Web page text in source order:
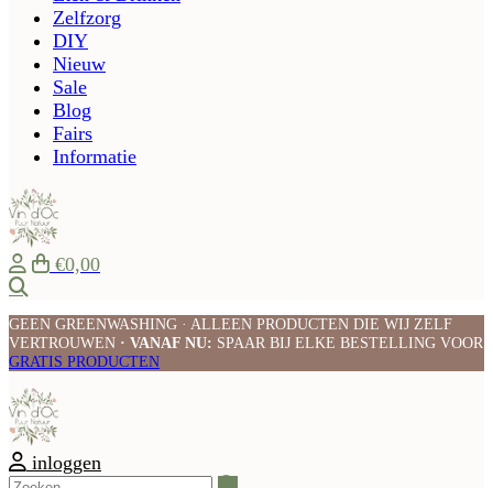
Zelfzorg
DIY
Nieuw
Sale
Blog
Fairs
Informatie
€0,00
GEEN GREENWASHING · ALLEEN PRODUCTEN DIE WIJ ZELF
VERTROUWEN · VANAF NU: SPAAR BIJ ELKE BESTELLING VOOR
GRATIS PRODUCTEN
inloggen